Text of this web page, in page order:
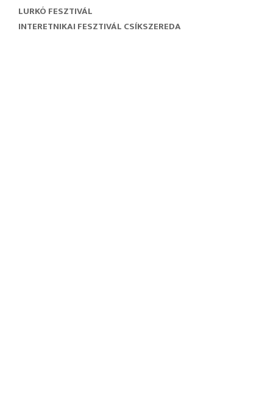
LURKÓ FESZTIVÁL
INTERETNIKAI FESZTIVÁL CSÍKSZEREDA